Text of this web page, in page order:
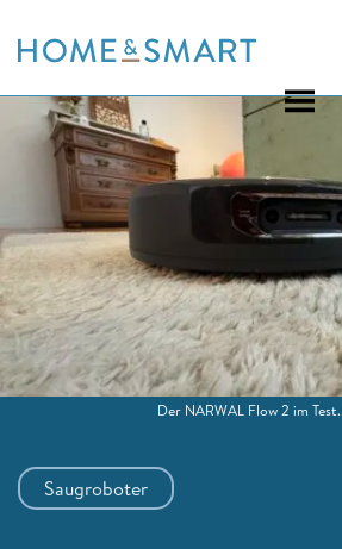
to
Saugroboter
Der NARWAL Flow 2 im Test.